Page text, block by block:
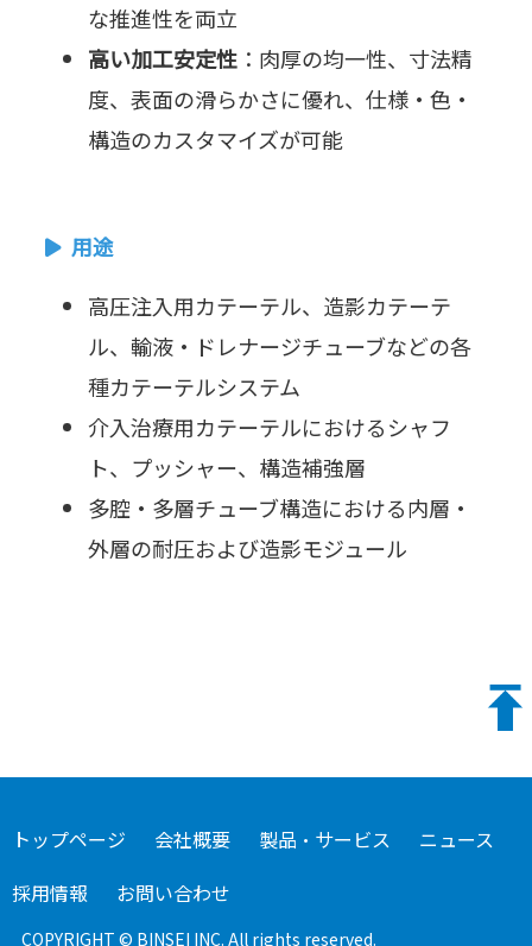
な推進性を両立
高い加工安定性 ：肉厚の均一性、寸法精
度、表面の滑らかさに優れ、仕様・色・
構造のカスタマイズが可能
用途
高圧注入用カテーテル、造影カテーテ
ル、輸液・ドレナージチューブなどの各
種カテーテルシステム
介入治療用カテーテルにおけるシャフ
ト、プッシャー、構造補強層
多腔・多層チューブ構造における内層・
外層の耐圧および造影モジュール
トップページ 会社概要 製品・サービス
ニュース
採用情報
お問い合わせ
COPYRIGHT © BINSEI INC. All rights reserved.